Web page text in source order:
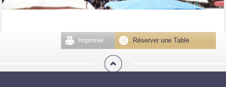
Réserver une Table
Imprimer